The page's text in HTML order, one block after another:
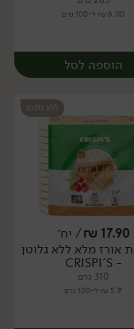
6.00 ₪ ל-100 גרם
הוספה לסל
יח׳
ללא גלוטן
17.90
₪/ יח׳
אורז מלא ללא גלוטן
- CRISPI'S
310 גרם
5.77 ₪ ל-100 גרם